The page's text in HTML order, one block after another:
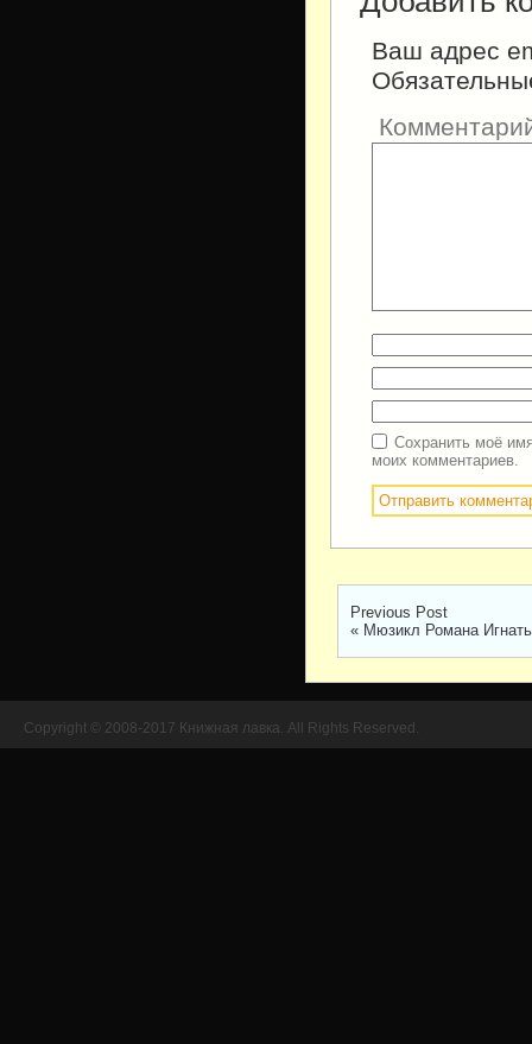
Ваш адрес
Сохранить моё
моих комментариев.
Previous Post
« Мюзикл Романа
Copyright © 2008-2017 Книжная лавка. All Rights Reserved.